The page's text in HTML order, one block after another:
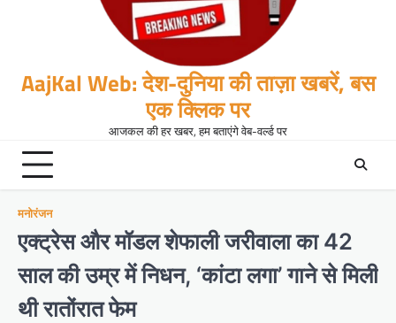
AajKal Web: देश-दुनिया की ताज़ा खबरें, बस
एक क्लिक पर
आजकल की हर खबर, हम बताएंगे वेब-वर्ल्ड पर
मनोरंजन
एक्ट्रेस और मॉडल शेफाली जरीवाला का 42
साल की उम्र में निधन, ‘कांटा लगा’ गाने से मिली
थी रातोंरात फेम